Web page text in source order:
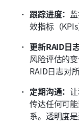
跟踪进度：
效指标（
更新RAID日志
风险评估的
RAID日志对
定期沟通：
传达任何可
系。透明度